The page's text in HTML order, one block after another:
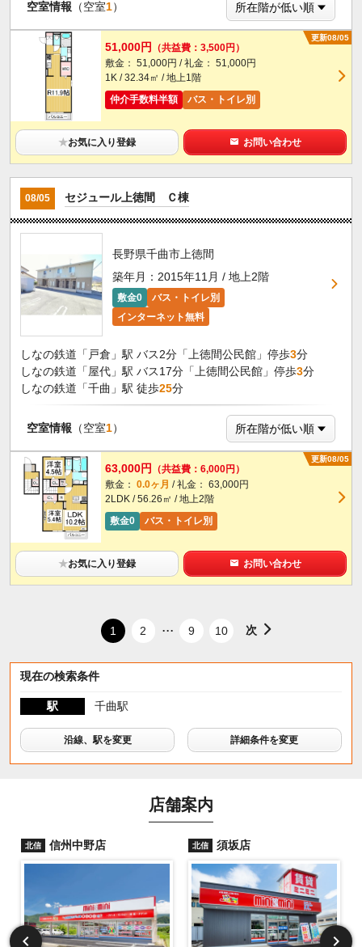
空室情報 （空室1）
更新08/05
51,000円 （共益費：3,500円）
敷金： 51,000円 / 礼金： 51,000円
1K / 32.34㎡ / 地上1階
仲介手数料半額
バス・トイレ別
★お気に入り登録 お問い合わせ
08/05 セジュール上徳間 Ｃ棟
長野県千曲市上徳間
築年月：2015年11月 / 地上2階
敷金0
バス・トイレ別
インターネット無料
しなの鉄道「戸倉」駅 バス2分「上徳間公民館」停歩3分
しなの鉄道「屋代」駅 バス17分「上徳間公民館」停歩3分
しなの鉄道「千曲」駅 徒歩25分
空室情報 （空室1）
更新08/05
63,000円 （共益費：6,000円）
敷金： 0.0ヶ月 / 礼金： 63,000円
2LDK / 56.26㎡ / 地上2階
敷金0
バス・トイレ別
★お気に入り登録 お問い合わせ
1 2 ... 9 10 次
現在の検索条件
駅 千曲駅
沿線、駅を変更 詳細条件を変更
店舗案内
北信 信州中野店 北信 須坂店